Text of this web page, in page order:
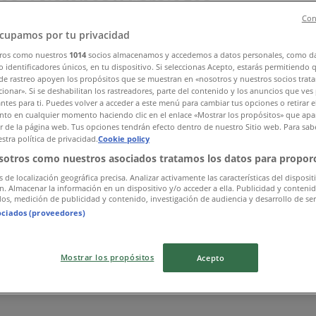
»
Cruz de las Salinas, Delg. Azcapotzalco,CDMX, C.P.
por tu privacidad
como nuestros 1014 socios almacenamos y accedemos a datos personales, como
identificadores únicos, en tu dispositivo. Si seleccionas Acepto, estarás permitiendo
rastreo apoyen los propósitos que se muestran en «nosotros y nuestros socios
Si se deshabilitan los rastreadores, parte del contenido y los anuncios que
para ti. Puedes volver a acceder a este menú para cambiar tus opciones o retirar el
en cualquier momento haciendo clic en el enlace «Mostrar los propósitos» que
de la página web. Tus opciones tendrán efecto dentro de nuestro Sitio web. Para
política de privacidad.Cookie policy
como nuestros asociados tratamos los datos para
de localización geográfica precisa. Analizar activamente las características del
Almacenar la información en un dispositivo y/o acceder a ella. Publicidad y
medición de publicidad y contenido, investigación de audiencia y desarrollo de
(proveedores)
Mostrar los propósitos Acepto